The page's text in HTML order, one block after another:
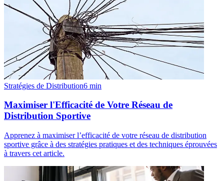
Stratégies de Distribution6 min
Maximiser l'Efficacité de Votre Réseau de
Distribution Sportive
Apprenez à maximiser l’efficacité de votre réseau de distribution
sportive grâce à des stratégies pratiques et des techniques éprouvées
à travers cet article.